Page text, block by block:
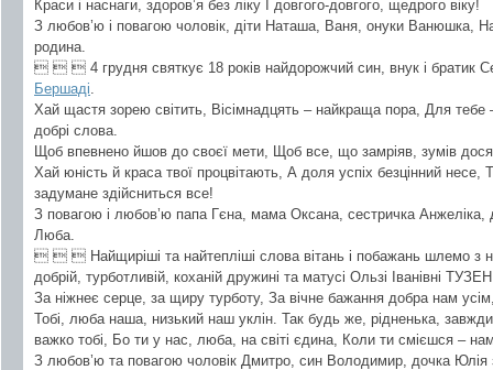
Краси і наснаги, здоров’я без ліку І довгого-довгого, щедрого віку!
З любов’ю і повагою чоловік, діти Наташа, Ваня, онуки Ванюшка,
родина.
   4 грудня святкує 18 років найдорожчий син, внук і братик
Бершаді
Хай щастя зорею світить, Вісімнадцять – найкраща пора, Для тебе –
добрі слова.
Щоб впевнено йшов до своєї мети, Щоб все, що замріяв, зумів
Хай юність й краса твої процвітають, А доля успіх безцінний
задумане здійсниться все!
З повагою і любов’ю папа Гєна, мама Оксана, сестричка Анжеліка,
Люба.
   Найщиріші та найтепліші слова вітань і побажань шлемо з
добрій, турботливій, коханій дружині та матусі Ользі Іванівні
За ніжнеє серце, за щиру турботу, За вічне бажання добра нам
Тобі, люба наша, низький наш уклін. Так будь же, рідненька,
важко тобі, Бо ти у нас, люба, на світі єдина, Коли ти смієшся –
З любов’ю та повагою чоловік Дмитро, син Володимир, дочка Юлія